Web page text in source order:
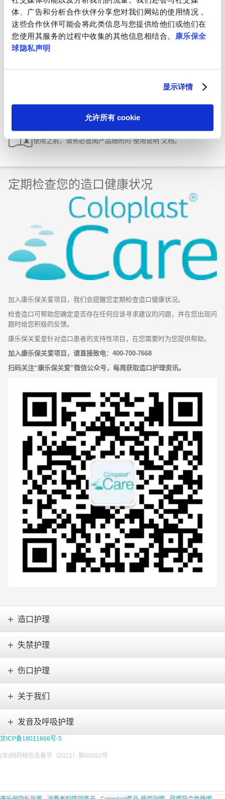
体、广告和分析合作伙伴分享您对我们网站的使用情况，
这些合作伙伴可能会将此类信息与您提供给他们或他们在
您使用其服务的过程中收集的其他信息相结合。
康乐保全
球隐私声明
显示详情
允许所有 cookie
使用之前，请务必查阅产品随附的“使用说明”文档。
定期检查您的造口健康状况
加入康乐保关爱项目，我们会提醒您定期检查造口健康状况。
检查造口可帮助您确定是否存在任何应该寻求建议的问题，并在您出现问
题时给您积极的反馈。
康乐保关爱是针对造口患者的支持性项目，在您需要时为您提供帮助。
加入康乐保关爱项目，请直接致电：400-700-7668
扫码关注“康乐保关爱”微信公众号，每周获取造口护理资讯。
造口护理
失禁护理
伤口护理
关于我们
发音及呼吸护理
京ICP备18011666号-5
(京)网药械信息备字（2022）第00052号